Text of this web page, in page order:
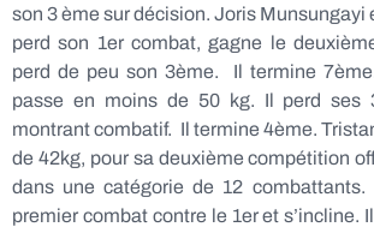
son 3 ème sur décision. Joris Munsungayi
perd son 1er combat, gagne le
perd de peu son 3ème. Il termine
passe en moins de 50 kg. Il perd ses
montrant combatif. Il termine 4ème.
de 42kg, pour sa deuxième compétition
dans une catégorie de 12
premier combat contre le 1er et s’incline.